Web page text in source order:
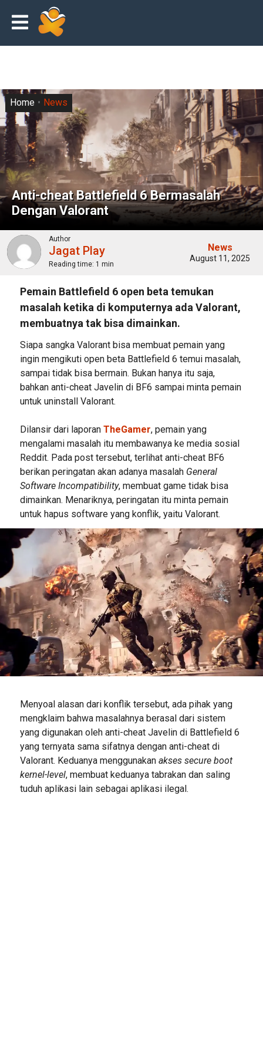
Anti-cheat Battlefield 6 Bermasalah
Dengan Valorant
Home News
Author
Jagat Play
Reading time: 1 min
News
August 11, 2025
Pemain Battlefield 6 open beta temukan
masalah ketika di komputernya ada Valorant,
membuatnya tak bisa dimainkan.
Siapa sangka Valorant bisa membuat pemain yang
ingin mengikuti open beta Battlefield 6 temui masalah,
sampai tidak bisa bermain. Bukan hanya itu saja,
bahkan anti-cheat Javelin di BF6 sampai minta pemain
untuk uninstall Valorant.
Dilansir dari laporan TheGamer, pemain yang
mengalami masalah itu membawanya ke media sosial
Reddit. Pada post tersebut, terlihat anti-cheat BF6
berikan peringatan akan adanya masalah General
Software Incompatibility, membuat game tidak bisa
dimainkan. Menariknya, peringatan itu minta pemain
untuk hapus software yang konflik, yaitu Valorant.
Menyoal alasan dari konflik tersebut, ada pihak yang
mengklaim bahwa masalahnya berasal dari sistem
yang digunakan oleh anti-cheat Javelin di Battlefield 6
yang ternyata sama sifatnya dengan anti-cheat di
Valorant. Keduanya menggunakan akses secure boot
kernel-level, membuat keduanya tabrakan dan saling
tuduh aplikasi lain sebagai aplikasi ilegal.